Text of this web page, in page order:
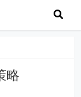
略